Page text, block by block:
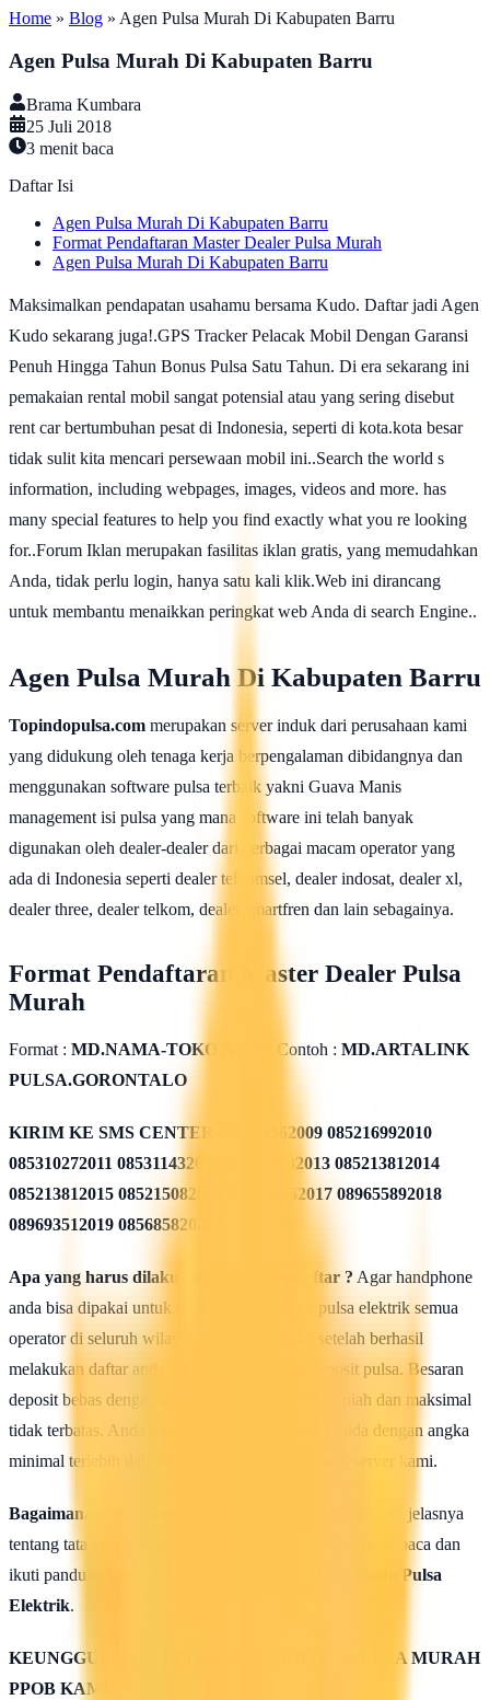
Home » Blog » Agen Pulsa Murah Di Kabupaten Barru
Agen Pulsa Murah Di Kabupaten Barru
Brama Kumbara
25 Juli 2018
3 menit baca
Daftar Isi
Agen Pulsa Murah Di Kabupaten Barru
Format Pendaftaran Master Dealer Pulsa Murah
Agen Pulsa Murah Di Kabupaten Barru
Maksimalkan pendapatan usahamu bersama Kudo. Daftar jadi Agen
Kudo sekarang juga!.GPS Tracker Pelacak Mobil Dengan Garansi
Penuh Hingga Tahun Bonus Pulsa Satu Tahun. Di era sekarang ini
pemakaian rental mobil sangat potensial atau yang sering disebut
rent car bertumbuhan pesat di Indonesia, seperti di kota.kota besar
tidak sulit kita mencari persewaan mobil ini..Search the world s
information, including webpages, images, videos and more. has
many special features to help you find exactly what you re looking
for..Forum Iklan merupakan fasilitas iklan gratis, yang memudahkan
Anda, tidak perlu login, hanya satu kali klik.Web ini dirancang
untuk membantu menaikkan peringkat web Anda di search Engine..
Agen Pulsa Murah Di Kabupaten Barru
Topindopulsa.com merupakan server induk dari perusahaan kami
yang didukung oleh tenaga kerja berpengalaman dibidangnya dan
menggunakan software pulsa terbaik yakni Guava Manis
management isi pulsa yang mana software ini telah banyak
digunakan oleh dealer-dealer dari berbagai macam operator yang
ada di Indonesia seperti dealer telkomsel, dealer indosat, dealer xl,
dealer three, dealer telkom, dealer smartfren dan lain sebagainya.
Format Pendaftaran Master Dealer Pulsa
Murah
Format : MD.NAMA-TOKO.KOTA Contoh : MD.ARTALINK
PULSA.GORONTALO
KIRIM KE SMS CENTER
085311562009 085216992010
085310272011 085311432012 085213782013 085213812014
085213812015 085215082016 085819962017 089655892018
089693512019 08568582020
Apa yang harus dilakukan seusai Mendaftar ? Agar handphone
anda bisa dipakai untuk melakukan isi ulang pulsa elektrik semua
operator di seluruh wilayah Indonesia, maka setelah berhasil
melakukan daftar anda harus mengisi saldo deposit pulsa. Besaran
deposit bebas dengan ketentuan minimal 50rb rupiah dan maksimal
tidak terbatas. Anda bisa isi deposit saldo pulsa anda dengan angka
minimal terlebih dahulu untuk uji coba kehebatan server kami.
Bagaimana caranya mengisi saldo pulsa ?
Untuk lebih jelasnya
tentang tata cara isi saldo deposit pulsa ini silahkan anda baca dan
ikuti panduan yang terdapat di halaman :
Cara isi Saldo Pulsa
Elektrik.
KEUNGGULAN & KELEBIHAN SERVER PULSA MURAH
PPOB KAMI